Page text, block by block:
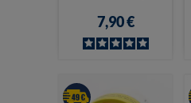
7,90 €